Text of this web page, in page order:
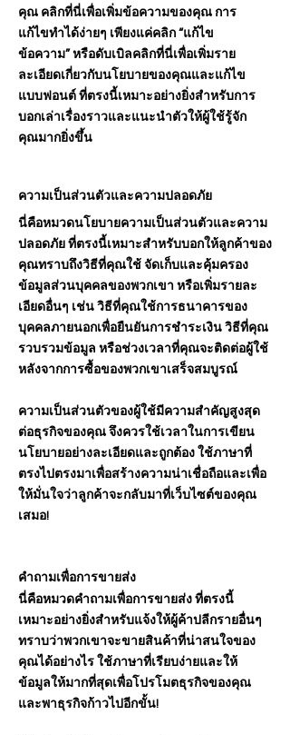
คุณ คลิกที่นี่เพื่อเพิ่มข้อความของคุณ การ
แก้ไขทำได้ง่ายๆ เพียงแค่คลิก “แก้ไข
ข้อความ” หรือดับเบิลคลิกที่นี่เพื่อเพิ่มราย
ละเอียดเกี่ยวกับนโยบายของคุณและแก้ไข
แบบฟอนต์ ที่ตรงนี้เหมาะอย่างยิ่งสำหรับการ
บอกเล่าเรื่องราวและแนะนำตัวให้ผู้ใช้รู้จัก
คุณมากยิ่งขึ้น
ความเป็นส่วนตัวและความปลอดภัย
นี่คือหมวดนโยบายความเป็นส่วนตัวและความ
ปลอดภัย ที่ตรงนี้เหมาะสำหรับบอกให้ลูกค้าของ
คุณทราบถึงวิธีที่คุณใช้ จัดเก็บและคุ้มครอง
ข้อมูลส่วนบุคคลของพวกเขา หรือเพิ่มรายละ
เอียดอื่นๆ เช่น วิธีที่คุณใช้การธนาคารของ
บุคคลภายนอกเพื่อยืนยันการชำระเงิน วิธีที่คุณ
รวบรวมข้อมูล หรือช่วงเวลาที่คุณจะติดต่อผู้ใช้
หลังจากการซื้อของพวกเขาเสร็จสมบูรณ์
ความเป็นส่วนตัวของผู้ใช้มีความสำคัญสูงสุด
ต่อธุรกิจของคุณ จึงควรใช้เวลาในการเขียน
นโยบายอย่างละเอียดและถูกต้อง ใช้ภาษาที่
ตรงไปตรงมาเพื่อสร้างความน่าเชื่อถือและเพื่อ
ให้มั่นใจว่าลูกค้าจะกลับมาที่เว็บไซต์ของคุณ
เสมอ!
คำถามเพื่อการขายส่ง
นี่คือหมวดคำถามเพื่อการขายส่ง ที่ตรงนี้
เหมาะอย่างยิ่งสำหรับแจ้งให้ผู้ค้าปลีกรายอื่นๆ
ทราบว่าพวกเขาจะขายสินค้าที่น่าสนใจของ
คุณได้อย่างไร ใช้ภาษาที่เรียบง่ายและให้
ข้อมูลให้มากที่สุดเพื่อโปรโมตธุรกิจของคุณ
และพาธุรกิจก้าวไปอีกขั้น!